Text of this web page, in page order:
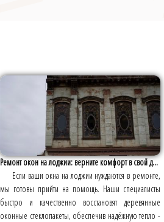
Ремонт окон на лоджии: верните комфорт в свой д...
Если ваши окна на лоджии нуждаются в ремонте,
мы готовы прийти на помощь. Наши специалисты
быстро и качественно восстановят деревянные
оконные стеклопакеты, обеспечив надёжную тепло -